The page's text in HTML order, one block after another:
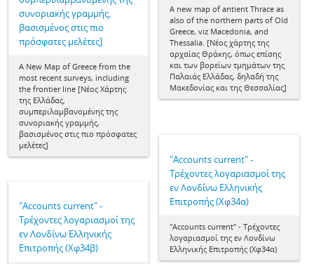
A new map of antient Thrace as
also of the northern parts of Old
Greece, viz Macedonia, and
Thessalia. [Nέος χάρτης της
αρχαίας Θράκης, όπως επίσης
και των βορείων τμημάτων της
Παλαιάς Ελλάδας, δηλαδή της
Μακεδονίας και της Θεσσαλίας]
συνοριακής γραμμής,
βασισμένος στις πιο
πρόσφατες μελέτες]
A New Map of Greece from the
most recent surveys, including
the frontier line [Νέος Χάρτης
της Ελλάδας,
συμπεριλαμβανομένης της
συνοριακής γραμμής,
βασισμένος στις πιο πρόσφατες
μελέτες]
"Accounts current" -
Τρέχοντες λογαριασμοί της
εν Λονδίνω Ελληνικής
Επιτροπής (Χφ34α)
"Accounts current" - Τρέχοντες
λογαριασμοί της εν Λονδίνω
Ελληνικής Επιτροπής (Χφ34α)
"Accounts current" -
Τρέχοντες λογαριασμοί της
εν Λονδίνω Ελληνικής
Επιτροπής (Χφ34β)